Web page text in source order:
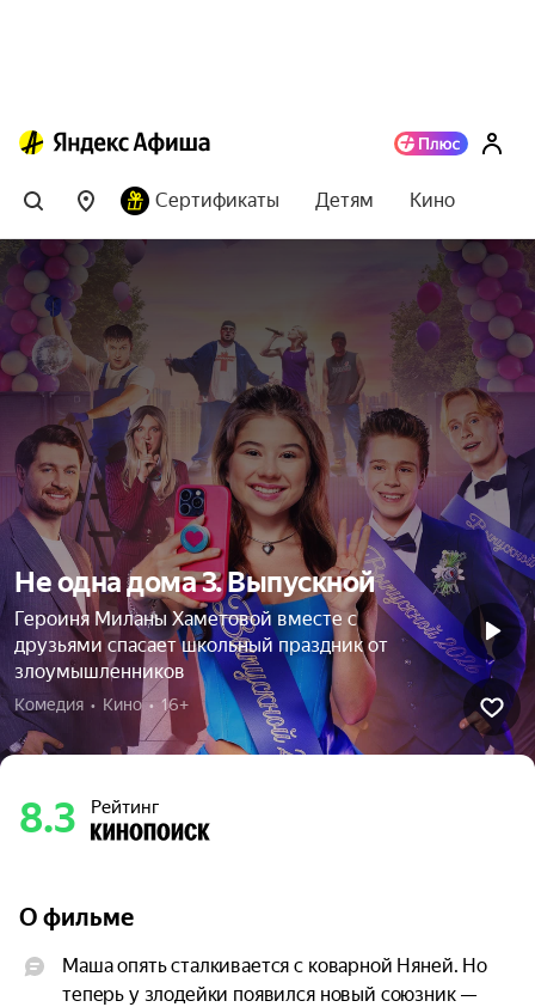
Сертификаты Детям Кино
Не одна дома 3. Выпускной
Героиня Миланы Хаметовой вместе с
друзьями спасает школьный праздник от
злоумышленников
Комедия  •  Кино  •  16+
8.3 Рейтинг
О фильме
Маша опять сталкивается с коварной Няней. Но
теперь у злодейки появился новый союзник —